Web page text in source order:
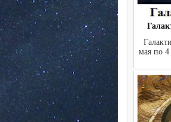
мая по